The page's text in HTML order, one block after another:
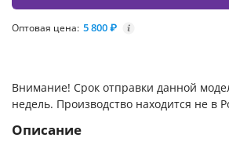
Оптовая цена: 5 800 ₽ i
Внимание! Срок отправки данной
недель. Производство находится не в
Описание